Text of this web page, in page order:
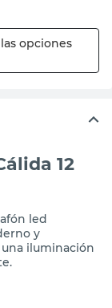
opciones
12
led
y
iluminación